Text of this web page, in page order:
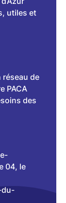
utiles et
réseau de
PACA
des
04, le
du-